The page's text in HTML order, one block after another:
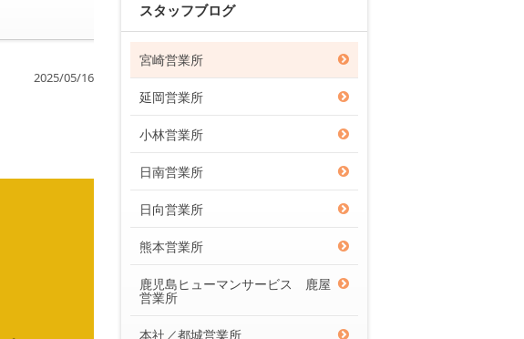
2025/05/16
スタッフブログ
宮崎営業所
延岡営業所
小林営業所
日南営業所
日向営業所
熊本営業所
鹿児島ヒューマンサービス 鹿屋
営業所
本社／都城営業所